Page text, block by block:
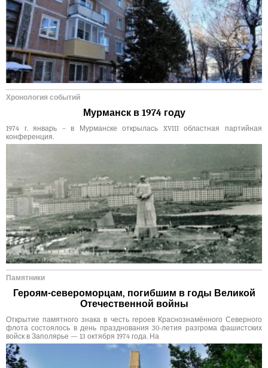
Хронология событий
Мурманск в 1974 году
1974 г. январь – в Мурманске открылась XVIII областная партийная
конференция.
Памятники
Героям-североморцам, погибшим в годы Великой
Отечественной войны
Открытие памятного знака в честь героев Краснознамённого Северного
флота состоялось в день празднования 30-летия разгрома фашистских
войск в Заполярье — 13 октября 1974 года. На